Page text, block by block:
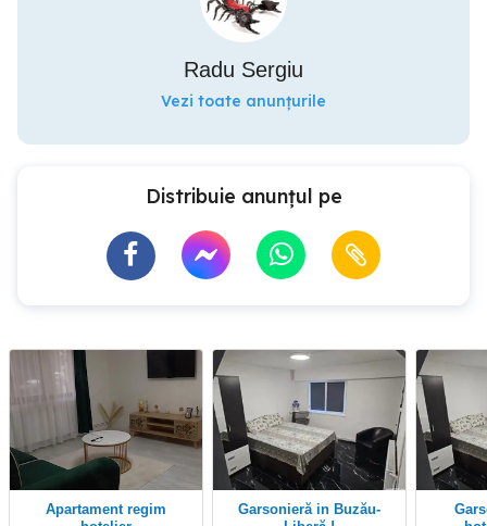
Radu Sergiu
Vezi toate anunțurile
Distribuie anunțul pe
Apartament regim
Garsonieră in Buzău-
Garsonieră regim